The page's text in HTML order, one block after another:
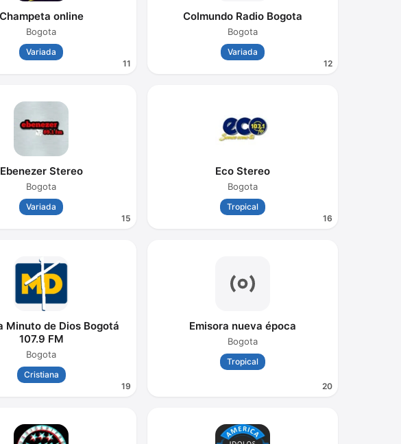
11
Champeta online
Bogota
Variada
12
Colmundo Radio Bogota
Bogota
Variada
15
Ebenezer Stereo
Bogota
Variada
16
Eco Stereo
Bogota
Tropical
19
Minuto de Dios Bogotá
107.9 FM
Bogota
Cristiana
20
Emisora nueva época
Bogota
Tropical